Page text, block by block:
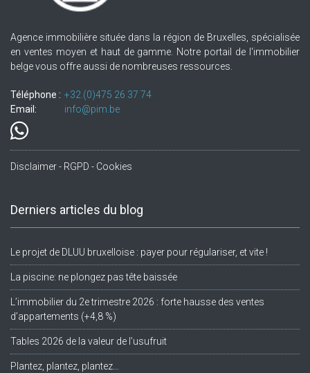
Agence immobilière située dans la région de Bruxelles, spécialisée
en ventes moyen et haut de gamme. Notre portail de l'immobilier
belge vous offre aussi de nombreuses ressources.
Téléphone : +32.(0)475 26 37 74
Email:
info@pim.be
Disclaimer - RGPD - Cookies
Derniers articles du blog
Le projet de DLUU bruxelloise : payer pour régulariser, et vite !
La piscine: ne plongez pas tête baissée
L’immobilier du 2e trimestre 2026 : forte hausse des ventes
d’appartements (+4,8 %)
Tables 2026 de la valeur de l’usufruit
Plantez, plantez, plantez…